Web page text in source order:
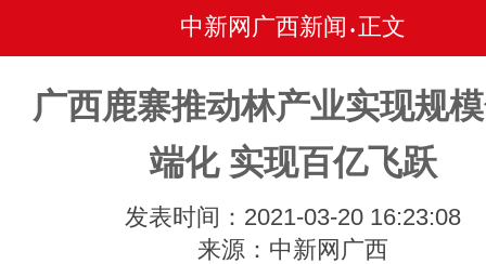
中新网广西新闻 • 正文
广西鹿寨推动林产业实现规
端化 实现百亿飞跃
发表时间：2021-03-20 16:23:08
来源：中新网广西